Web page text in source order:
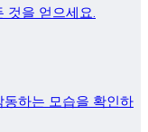
것을 얻으세요.
동하는 모습을 확인하